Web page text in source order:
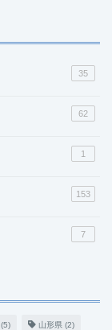
35
62
1
153
7
(5) 山形県 (2)